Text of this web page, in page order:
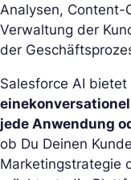
Analysen, Content-
Verwaltung der
der
Salesforce AI
eine
jede Anwendung
ob Du Deinen
Marketingstrategie